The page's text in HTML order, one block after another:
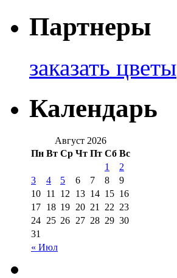
Партнеры
заказать цветы
Календарь
Август 2026
Пн Вт Ср Чт Пт Сб Вс
« Июл
1
2
3
4 5 6 7 8
9
10 11 12 13 14 15 16
17 18 19 20 21 22 23
24 25 26 27 28 29 30
31